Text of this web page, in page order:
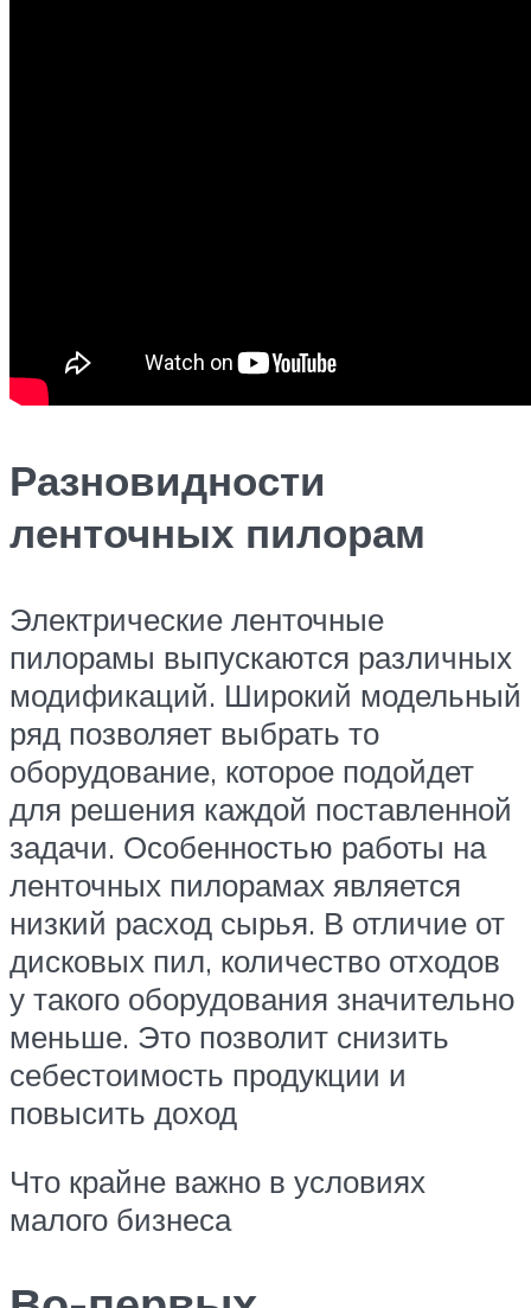
Разновидности
ленточных пилорам
Электрические ленточные
пилорамы выпускаются различных
модификаций. Широкий модельный
ряд позволяет выбрать то
оборудование, которое подойдет
для решения каждой поставленной
задачи. Особенностью работы на
ленточных пилорамах является
низкий расход сырья. В отличие от
дисковых пил, количество отходов
у такого оборудования значительно
меньше. Это позволит снизить
себестоимость продукции и
повысить доход
Что крайне важно в условиях
малого бизнеса